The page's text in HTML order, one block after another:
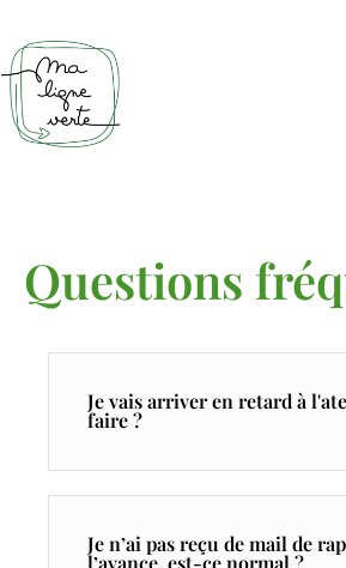
Questions
Je vais arriver en retard à
faire ?
Je n’ai pas reçu de mail de
l’avance, est-ce normal ?